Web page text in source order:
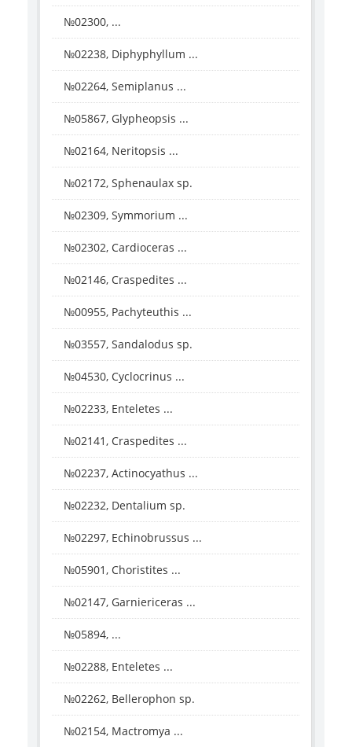
№02300, ...
№02238, Diphyphyllum ...
№02264, Semiplanus ...
№05867, Glypheopsis ...
№02164, Neritopsis ...
№02172, Sphenaulax sp.
№02309, Symmorium ...
№02302, Cardioceras ...
№02146, Craspedites ...
№00955, Pachyteuthis ...
№03557, Sandalodus sp.
№04530, Cyclocrinus ...
№02233, Enteletes ...
№02141, Craspedites ...
№02237, Actinocyathus ...
№02232, Dentalium sp.
№02297, Echinobrussus ...
№05901, Choristites ...
№02147, Garniericeras ...
№05894, ...
№02288, Enteletes ...
№02262, Bellerophon sp.
№02154, Mactromya ...